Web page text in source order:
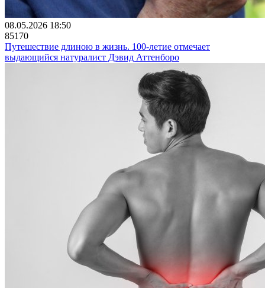
08.05.2026 18:50
85170
Путешествие длиною в жизнь. 100-летие отмечает
выдающийся натуралист Дэвид Аттенборо